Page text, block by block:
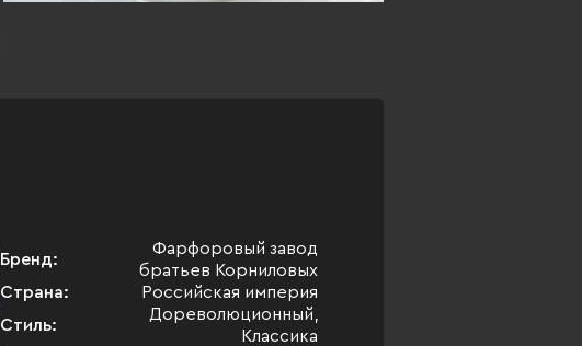
Бренд:
Фарфоровый завод
братьев Корниловых
Страна:
Российская империя
Стиль:
Дореволюционный,
Классика